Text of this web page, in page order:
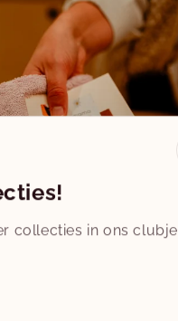
collecties in ons clubje